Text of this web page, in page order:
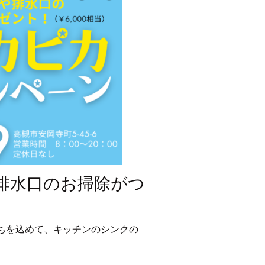
水口のお掃除がつ
を込めて、キッチンのシンクの